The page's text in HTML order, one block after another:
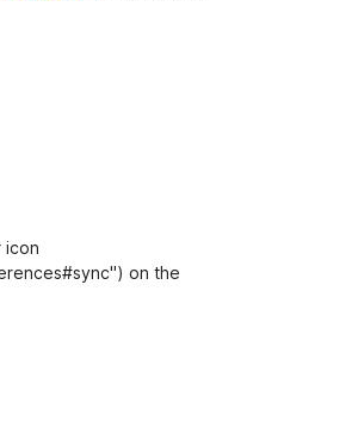
icon
on the